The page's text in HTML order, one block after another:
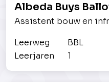
Albeda Buys
Assistent bouw en
Leerweg
BBL
Leerjaren
1